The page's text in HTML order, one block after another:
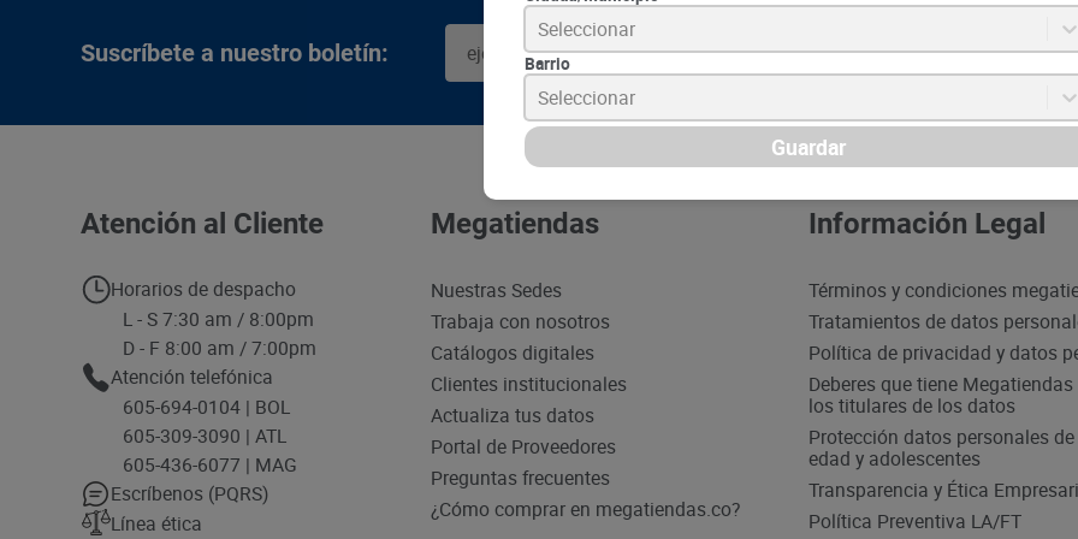
Suscríbete a nuestro boletín:
Atención al Cliente
Horarios de despacho
L - S 7:30 am / 8:00pm
D - F 8:00 am / 7:00pm
Atención telefónica
605-694-0104 | BOL
605-309-3090 | ATL
605-436-6077 | MAG
Escríbenos (PQRS)
Línea ética
Megatiendas
Nuestras Sedes
Trabaja con nosotros
Catálogos digitales
Clientes institucionales
Actualiza tus datos
Portal de Proveedores
Preguntas frecuentes
¿Cómo comprar en megatiendas.co?
Información Legal
Términos y condiciones
Tratamientos de datos
Política de privacidad y datos
Deberes que tiene
los titulares de los datos
Protección datos personales
edad y adolescentes
Transparencia y Ética
Política Preventiva LA/FT
Seleccionar
Barrio
Seleccionar
Guardar